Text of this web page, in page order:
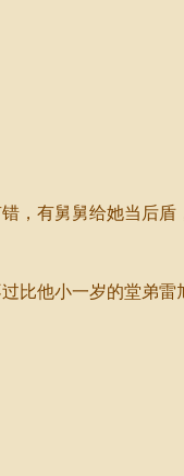
有舅舅给她当后盾
他小一岁的堂弟雷